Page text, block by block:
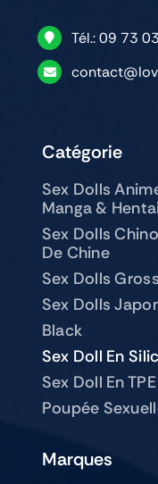
Tél.: 09 73
Catégorie
Sex Dolls
Manga &
Sex Dolls
De Chine
Sex Dolls
Sex Dolls
Black
Sex Doll En
Sex Doll En TPE
Poupée
Marques